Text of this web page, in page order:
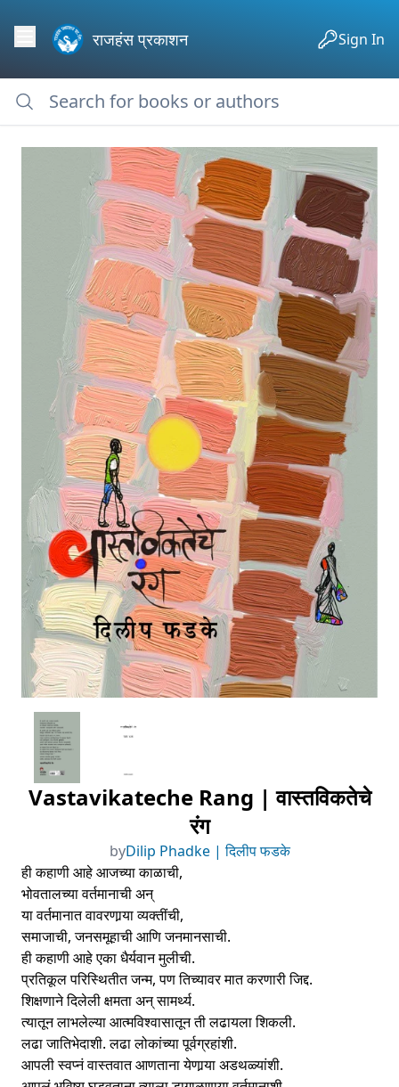
राजहंस प्रकाशन Sign In
Vastavikateche Rang | वास्तविकतेचे
रंग
byDilip Phadke | दिलीप फडके
ही कहाणी आहे आजच्या काळाची,
भोवतालच्या वर्तमानाची अन्
या वर्तमानात वावरणार्‍या व्यक्तींची,
समाजाची, जनसमूहाची आणि जनमानसाची.
ही कहाणी आहे एका धैर्यवान मुलीची.
प्रतिकूल परिस्थितीत जन्म, पण तिच्यावर मात करणारी जिद्द.
शिक्षणाने दिलेली क्षमता अन् सामर्थ्य.
त्यातून लाभलेल्या आत्मविश्वासातून ती लढायला शिकली.
लढा जातिभेदाशी. लढा लोकांच्या पूर्वग्रहांशी.
आपली स्वप्नं वास्तवात आणताना येणार्‍या अडथळ्यांशी.